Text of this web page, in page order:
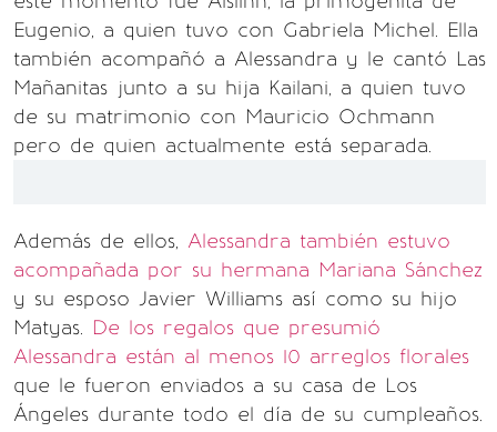
Eugenio, a quien tuvo con Gabriela Michel. Ella
también acompañó a Alessandra y le cantó Las
Mañanitas junto a su hija Kailani, a quien tuvo
de su matrimonio con Mauricio Ochmann
pero de quien actualmente está separada.
Además de ellos, Alessandra también estuvo
acompañada por su hermana Mariana Sánchez
y su esposo Javier Williams así como su hijo
Matyas. De los regalos que presumió
Alessandra están al menos 10 arreglos florales
que le fueron enviados a su casa de Los
Ángeles durante todo el día de su cumpleaños.